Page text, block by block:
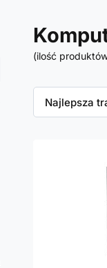
(ilość
Zmień
Najlepsza